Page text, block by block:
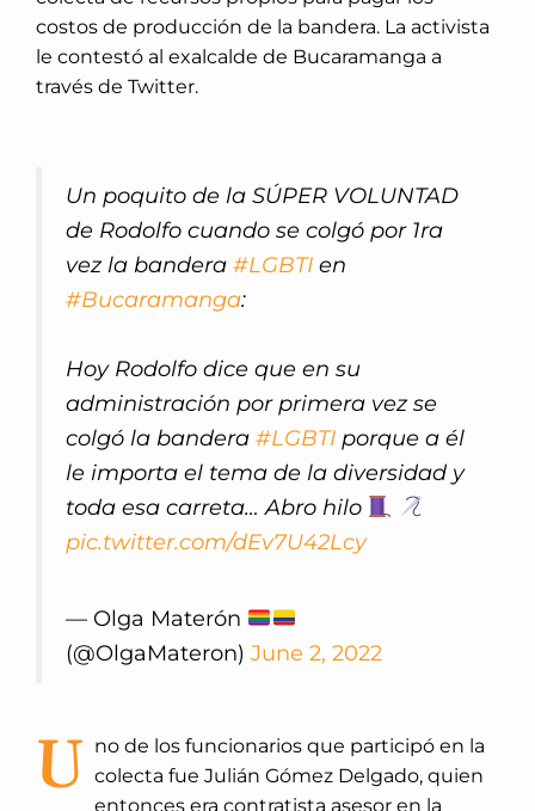
costos de producción de la bandera. La activista
le contestó al exalcalde de Bucaramanga a
través de Twitter.
Un poquito de la SÚPER VOLUNTAD
de Rodolfo cuando se colgó por 1ra
vez la bandera #LGBTI en
#Bucaramanga:
Hoy Rodolfo dice que en su
administración por primera vez se
colgó la bandera #LGBTI porque a él
le importa el tema de la diversidad y
toda esa carreta… Abro hilo
pic.twitter.com/dEv7U42Lcy
— Olga Materón
(@OlgaMateron) June 2, 2022
U no de los funcionarios que participó en la
colecta fue Julián Gómez Delgado, quien
entonces era contratista asesor en la